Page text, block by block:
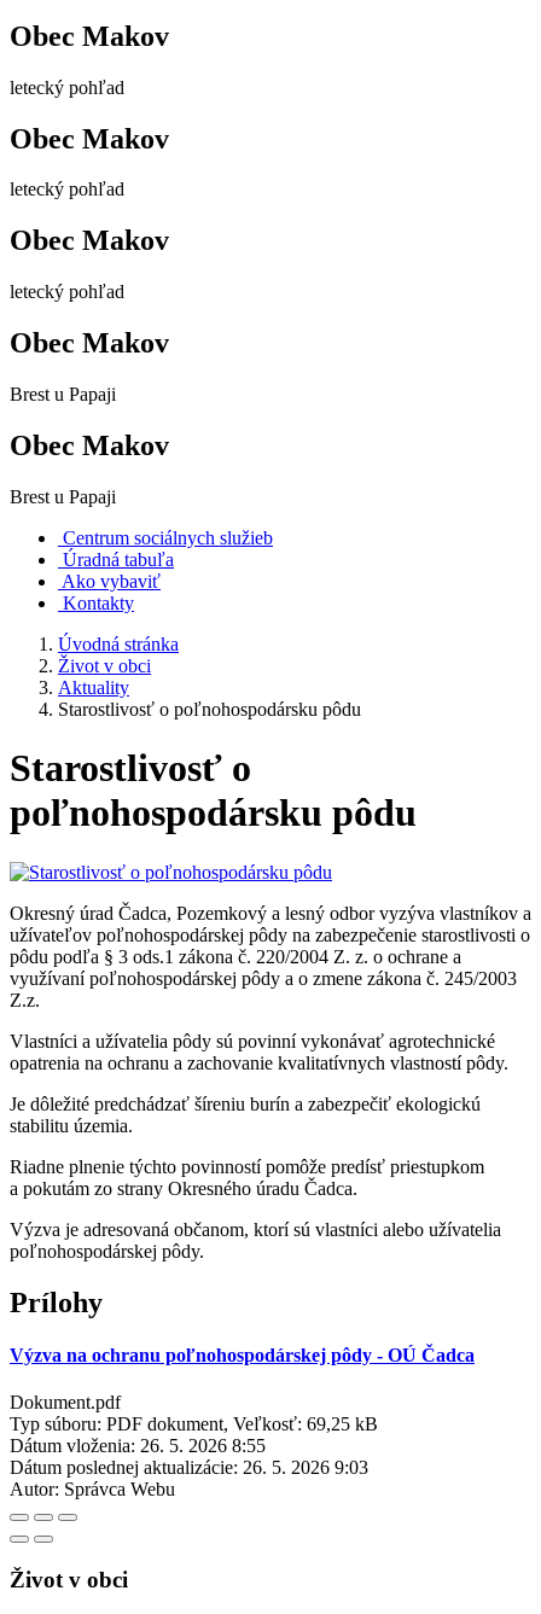
Obec Makov
letecký pohľad
Obec Makov
letecký pohľad
Obec Makov
letecký pohľad
Obec Makov
Brest u Papaji
Obec Makov
Brest u Papaji
Centrum sociálnych služieb
Úradná tabuľa
Ako vybaviť
Kontakty
Úvodná stránka
Život v obci
Aktuality
Starostlivosť o poľnohospodársku pôdu
Starostlivosť o
poľnohospodársku pôdu
Okresný úrad Čadca, Pozemkový a lesný odbor vyzýva vlastníkov a
užívateľov poľnohospodárskej pôdy na zabezpečenie starostlivosti o
pôdu podľa § 3 ods.1 zákona č. 220/2004 Z. z. o ochrane a
využívaní poľnohospodárskej pôdy a o zmene zákona č. 245/2003
Z.z.
Vlastníci a užívatelia pôdy sú povinní vykonávať agrotechnické
opatrenia na ochranu a zachovanie kvalitatívnych vlastností pôdy.
Je dôležité predchádzať šíreniu burín a zabezpečiť ekologickú
stabilitu územia.
Riadne plnenie týchto povinností pomôže predísť priestupkom
a pokutám zo strany Okresného úradu Čadca.
Výzva je adresovaná občanom, ktorí sú vlastníci alebo užívatelia
poľnohospodárskej pôdy.
Prílohy
Výzva na ochranu poľnohospodárskej pôdy - OÚ Čadca
Dokument.pdf
Typ súboru: PDF dokument, Veľkosť: 69,25 kB
Dátum vloženia: 26. 5. 2026 8:55
Dátum poslednej aktualizácie: 26. 5. 2026 9:03
Autor: Správca Webu
Život v obci